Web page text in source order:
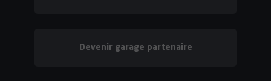
Devenir garage partenaire